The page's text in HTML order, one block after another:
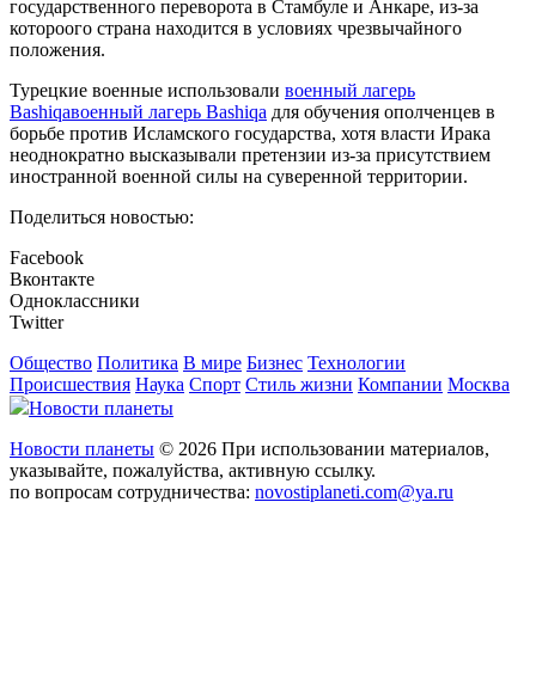
государственного переворота в Стамбуле и Анкаре, из-за
котороого страна находится в условиях чрезвычайного
положения.
Турецкие военные использовали военный лагерь
Bashiqaвоенный лагерь Bashiqa для обучения ополченцев в
борьбе против Исламского государства, хотя власти Ирака
неоднократно высказывали претензии из-за присутствием
иностранной военной силы на суверенной территории.
Поделиться новостью:
Facebook
Вконтакте
Одноклассники
Twitter
Общество Политика В мире Бизнес Технологии
Происшествия Наука Спорт Стиль жизни Компании Москва
Новости планеты
Новости планеты © 2026 При использовании материалов,
указывайте, пожалуйства, активную ссылку.
по вопросам сотрудничества: novostiplaneti.com@ya.ru